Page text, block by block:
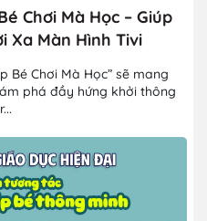
Chơi Mà Học – Giúp
Xa Màn Hình Tivi
Bé Chơi Mà Học” sẽ mang
phá đầy hứng khởi thông